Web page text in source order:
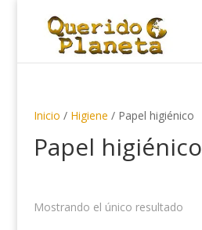
de
productos
Inicio / Higiene / Papel higiénico
Papel higiénico
Mostrando el único resultado